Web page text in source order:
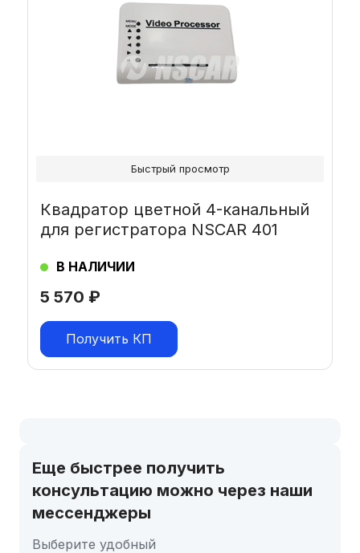
5 570 ₽
Квадратор цветной 4-канальный
для регистратора NSCAR 401
В НАЛИЧИИ
Получить КП
Быстрый просмотр
Еще быстрее получить
консультацию можно через наши
мессенджеры
Выберите удобный